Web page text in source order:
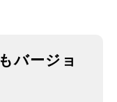
バージョ